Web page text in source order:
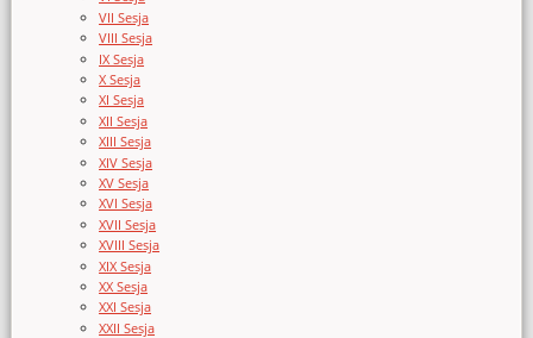
VII Sesja
VIII Sesja
IX Sesja
X Sesja
XI Sesja
XII Sesja
XIII Sesja
XIV Sesja
XV Sesja
XVI Sesja
XVII Sesja
XVIII Sesja
XIX Sesja
XX Sesja
XXI Sesja
XXII Sesja